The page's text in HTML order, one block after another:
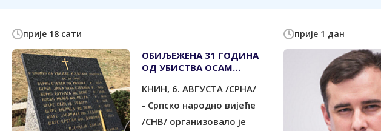
прије 18 сати
ОБИЉЕЖЕНА 31 ГОДИНА
ОД УБИСТВА ОСАМ
УЗДОЉА КОД КНИНА
КНИН, 6. АВГУСТА /СРНА/
- Српско народно вијеће
/СНВ/ организовало је
прије 1 дан